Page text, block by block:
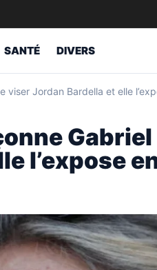
SANTÉ DIVERS
Jordan Bardella et elle
l’expose